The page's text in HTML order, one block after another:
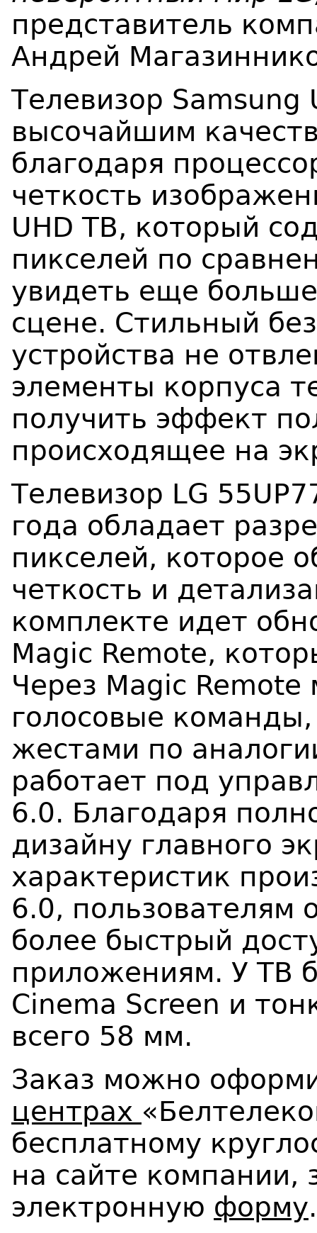
представитель
Андрей
Телевизор Samsung
высочайшим
благодаря
четкость
UHD ТВ, который
пикселей по
увидеть еще
сцене. Стильный
устройства не
элементы корпуса
получить эффект
происходящее на
Телевизор LG
года обладает
пикселей, которое
четкость и
комплекте идет
Magic Remote,
Через Magic
голосовые
жестами по
работает под
6.0. Благодаря
дизайну главного
характеристик
6.0, пользователям
более быстрый
приложениям. У ТВ
Cinema Screen и
всего 58 мм.
Заказ можно
центрах
бесплатному
на сайте компании,
электронную форму.